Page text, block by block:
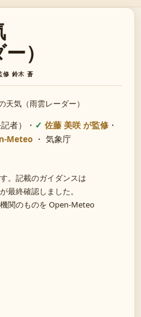
）
修 鈴木 蒼
天気（雨雲レーダー）
者） ・ 佐藤 美咲 が監修 ・
Meteo ・ 気象庁
。記載のガイダンスは
最終確認しました。
関のものを Open-Meteo